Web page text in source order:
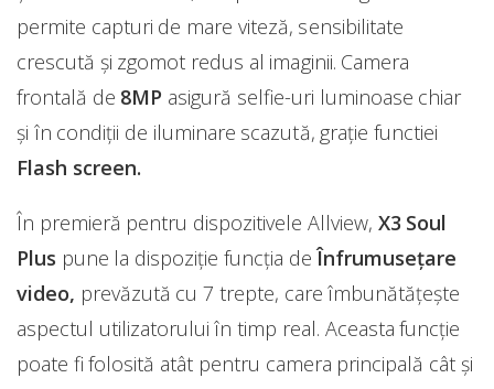
permite capturi de mare viteză, sensibilitate
crescută și zgomot redus al imaginii. Camera
frontală de 8MP asigură selfie-uri luminoase chiar
și în condiții de iluminare scazută, grație functiei
Flash screen.
În premieră pentru dispozitivele Allview, X3 Soul
Plus pune la dispoziție funcția deÎnfrumusețare
video, prevăzută cu 7 trepte, care îmbunătățește
aspectul utilizatorului în timp real. Aceasta funcție
poate fi folosită atât pentru camera principală cât și